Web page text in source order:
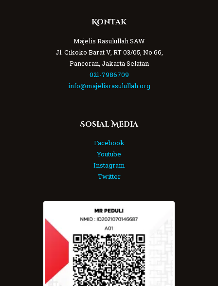
Kontak
Majelis Rasulullah SAW
Jl. Cikoko Barat V, RT 03/05, No 66,
Pancoran, Jakarta Selatan
021-7986709
info@majelisrasulullah.org
Sosial Media
Facebook
Youtube
Instagram
Twitter